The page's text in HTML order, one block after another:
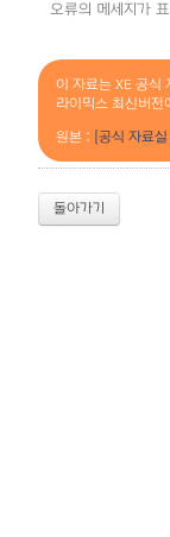
오류의 메세지가
이 자료는 XE 공식
라이믹스 최신버전
원본 : [공식 자료
돌아가기